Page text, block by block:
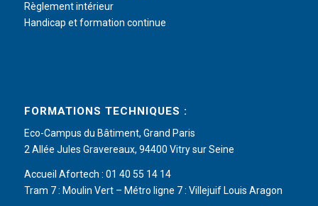
Règlement intérieur
Handicap et formation continue
FORMATIONS TECHNIQUES :
Eco-Campus du Bâtiment, Grand Paris
2 Allée Jules Gravereaux, 94400 Vitry sur Seine
Accueil Afortech : 01 40 55 14 14
Tram 7 : Moulin Vert – Métro ligne 7 : Villejuif Louis Aragon